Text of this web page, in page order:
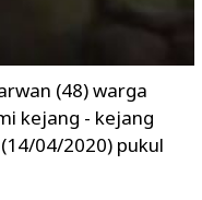
(48) warga
kejang - kejang
04/2020) pukul